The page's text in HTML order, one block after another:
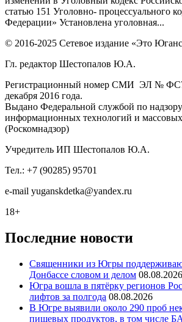
статью 151 Уголовно- процессуального
Федерации» Установлена уголовная...
© 2016-2025 Сетевое издание «Это
Гл. редактор Шестопалов Ю.А.
Регистрационный номер СМИ ЭЛ №
декабря 2016 года.
Выдано Федеральной службой по надзору
информационных технологий и
(Роскомнадзор)
Учредитель ИП Шестопалов Ю.А.
Тел.: +7 (90285) 95701
e-mail yuganskdetka@yandex.ru
18+
Последние новости
Священники из Югры
Донбассе словом и делом 08.08.2026
Югра вошла в пятёрку регионов
лифтов за полгода 08.08.2026
В Югре выявили около 290 проб
пищевых продуктов, в том числе